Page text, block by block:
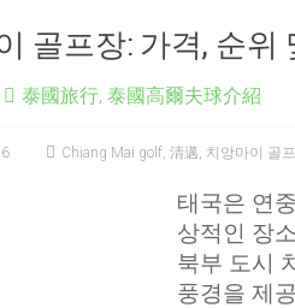
골프장: 가격, 순위
泰國旅行, 泰國高爾夫球介紹
Chiang Mai golf 清邁 치앙마이 골
태국은 연
상적인 장
북부 도시
풍경을 제